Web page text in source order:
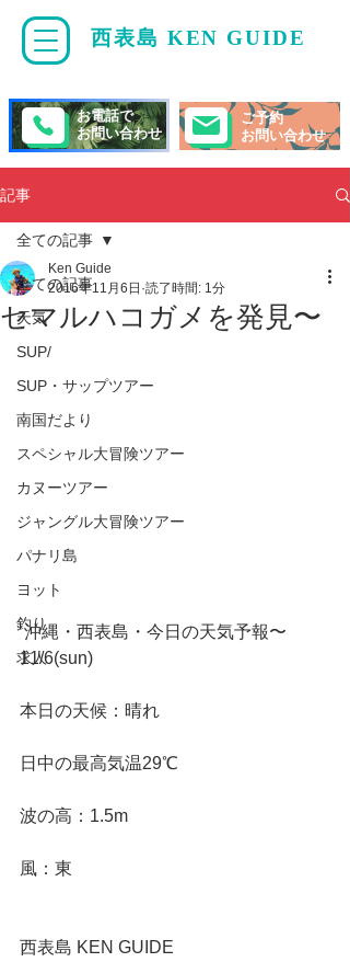
西表島 KEN GUIDE
ご予約
お問い合わせ
お電話で
お問い合わせ
記事
全ての記事
天気
SUP/
SUP・サップツアー
南国だより
スペシャル大冒険ツアー
カヌーツアー
ジャングル大冒険ツアー
パナリ島
ヨット
釣り
求人
全ての記事
セマルハコガメを発見〜
Ken Guide
2016年11月6日 読了時間: 1分
沖縄・西表島・今日の天気予報〜
11/6(sun)
本日の天候：晴れ
日中の最高気温29℃
波の高：1.5m
風：東
西表島 KEN GUIDE